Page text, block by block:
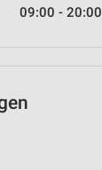
09:00 - 20:00